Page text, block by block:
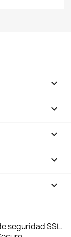



keyboard_arrow_down

seguridad SSL.